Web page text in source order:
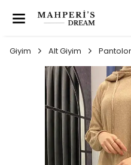
Giyim Alt Giyim